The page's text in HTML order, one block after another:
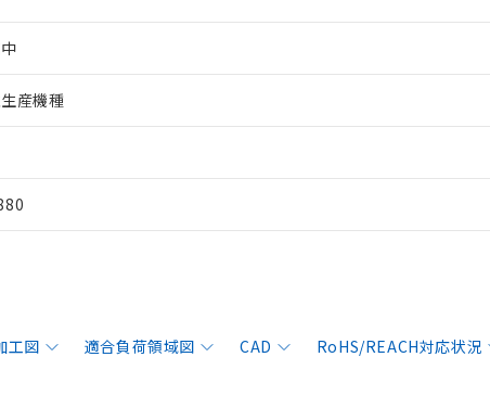
産機種
工図 適合負荷領域図 CAD RoHS/REACH対応状況